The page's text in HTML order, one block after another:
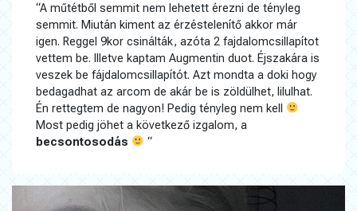
“A műtétből semmit nem lehetett érezni de tényleg
semmit. Miután kiment az érzéstelenítő akkor már
igen. Reggel 9kor csinálták, azóta 2 fajdalomcsillapítot
vettem be. Illetve kaptam Augmentin duot. Éjszakára is
veszek be fájdalomcsillapítót. Azt mondta a doki hogy
bedagadhat az arcom de akár be is zöldülhet, lilulhat.
Én rettegtem de nagyon! Pedig tényleg nem kell
Most pedig jöhet a következő izgalom, a
becsontosodás
“